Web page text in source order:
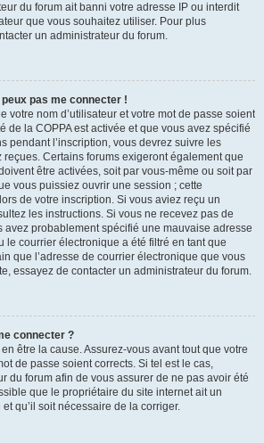
du forum ait banni votre adresse IP ou interdit
que vous souhaitez utiliser. Pour plus
un administrateur du forum.
pas me connecter !
votre nom d’utilisateur et votre mot de passe soient
de la COPPA est activée et que vous avez spécifié
pendant l’inscription, vous devrez suivre les
Certains forums exigeront également que
être activées, soit par vous-même ou soit par
vous puissiez ouvrir une session ; cette
de votre inscription. Si vous aviez reçu un
les instructions. Si vous ne recevez pas de
avez probablement spécifié une mauvaise adresse
le courrier électronique a été filtré en tant que
que l’adresse de courrier électronique que vous
essayez de contacter un administrateur du forum.
connecter ?
être la cause. Assurez-vous avant tout que votre
de passe soient corrects. Si tel est le cas,
du forum afin de vous assurer de ne pas avoir été
que le propriétaire du site internet ait un
qu’il soit nécessaire de la corriger.